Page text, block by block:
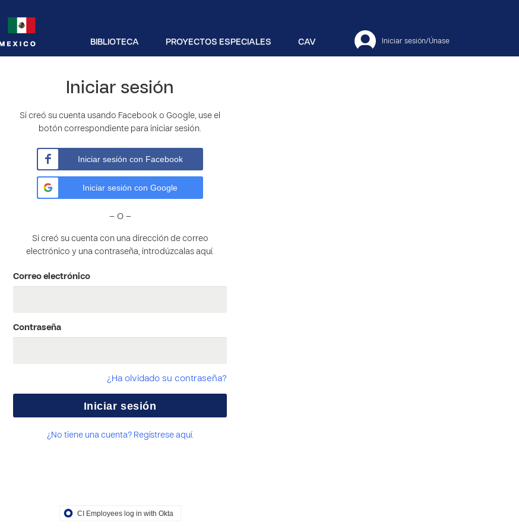
Iniciar sesión/Únase
CAV
PROYECTOS ESPECIALES
BIBLIOTECA
Iniciar sesión
Si creó su cuenta usando Facebook o Google, use el
botón correspondiente para iniciar sesión.
Iniciar sesión con Facebook
Iniciar sesión con Google
– O –
Si creó su cuenta con una dirección de correo
electrónico y una contraseña, introdúzcalas aquí.
Correo electrónico
Contraseña
¿Ha olvidado su contraseña?
¿No tiene una cuenta? Regístrese aquí.
CI Employees log in with Okta